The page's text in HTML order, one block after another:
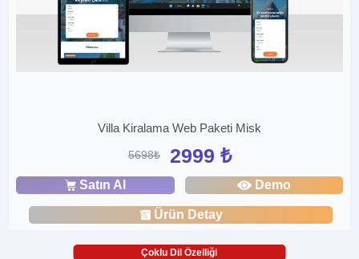
Villa Kiralama Web Paketi Misk
5698₺ 2999 ₺
Satın Al Demo
Ürün Detay
Çoklu Dil Özelliği